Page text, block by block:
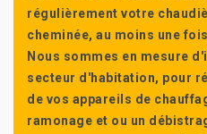
régulièrement votre
cheminée, au moins une
Nous sommes en mesure
secteur d'habitation, pour
de vos appareils de
ramonage et ou un